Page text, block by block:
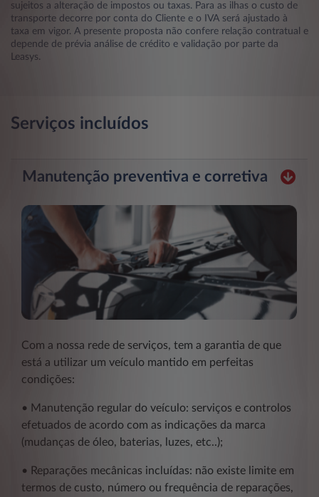
sujeitos a alteração de impostos ou taxas. Para as ilhas o custo de
transporte decorre por conta do Cliente e o IVA será ajustado à
taxa em vigor. A presente proposta não confere relação contratual e
depende de prévia análise de crédito e validação por parte da
Leasys.
Serviços incluídos
Manutenção preventiva e corretiva
Com a nossa rede de serviços, tem a garantia de que
está a utilizar um veículo mantido em perfeitas
condições:
• Manutenção regular do veículo: serviços e controlos
efetuados de acordo com as indicações da marca
(mudanças de óleo, baterias, luzes, etc..);
• Reparações mecânicas incluídas: não existe limite em
termos de custo, número ou frequência de reparações,